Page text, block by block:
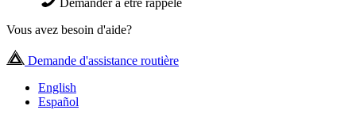
Demander à être rappelé
Vous avez besoin d'aide?
Demande d'assistance routière
English
Español